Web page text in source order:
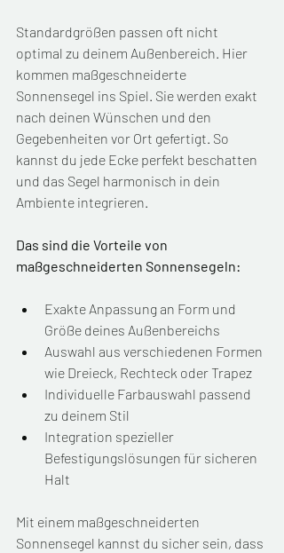
Standardgrößen passen oft nicht
optimal zu deinem Außenbereich. Hier
kommen maßgeschneiderte
Sonnensegel ins Spiel. Sie werden exakt
nach deinen Wünschen und den
Gegebenheiten vor Ort gefertigt. So
kannst du jede Ecke perfekt beschatten
und das Segel harmonisch in dein
Ambiente integrieren.
Das sind die Vorteile von
maßgeschneiderten Sonnensegeln:
Exakte Anpassung an Form und
Größe deines Außenbereichs
Auswahl aus verschiedenen Formen
wie Dreieck, Rechteck oder Trapez
Individuelle Farbauswahl passend
zu deinem Stil
Integration spezieller
Befestigungslösungen für sicheren
Halt
Mit einem maßgeschneiderten
Sonnensegel kannst du sicher sein, dass